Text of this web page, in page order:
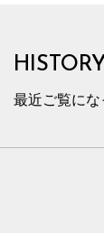
HISTORY
最近ご覧にな